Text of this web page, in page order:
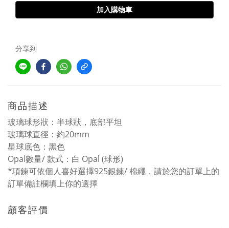
加入購物車
分享到
商品描述
玻璃球形狀：半球狀，底部平坦
玻璃球直徑：約20mm
星球底色：黑色
Opal數量/ 款式：白 Opal (球形)
*項鍊可依個人喜好選擇925銀鍊/ 棉繩，請於您的訂單上的
訂單備註欄填上你的選擇
顧客評價